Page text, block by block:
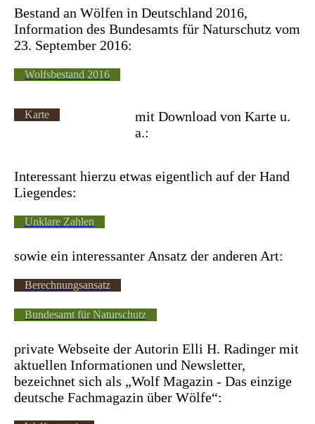
Bestand an Wölfen in Deutschland 2016,
Information des Bundesamts für Naturschutz vom
23. September 2016:
Wolfsbestand 2016
Karte
mit Download von Karte u.
a.:
Interessant hierzu etwas eigentlich auf der Hand
Liegendes:
Unklare Zahlen
sowie ein interessanter Ansatz der anderen Art:
Berechnungsansatz
Bundesamt für Naturschutz
private Webseite der Autorin Elli H. Radinger mit
aktuellen Informationen und Newsletter,
bezeichnet sich als „Wolf Magazin - Das einzige
deutsche Fachmagazin über Wölfe“: